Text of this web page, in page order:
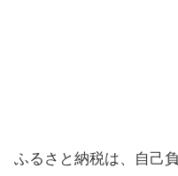
ふるさと納税は、自己